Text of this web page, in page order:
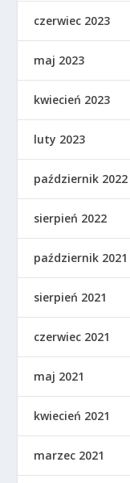
czerwiec 2023
maj 2023
kwiecień 2023
luty 2023
październik 2022
sierpień 2022
październik 2021
sierpień 2021
czerwiec 2021
maj 2021
kwiecień 2021
marzec 2021